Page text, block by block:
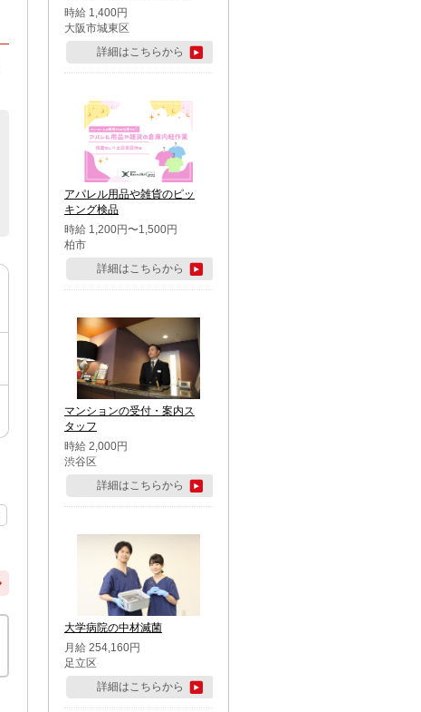
時給 1,400円
大阪市城東区
詳細はこちらから
アパレル用品や雑貨のピッ
キング検品
時給 1,200円〜1,500円
柏市
詳細はこちらから
マンションの受付・案内ス
タッフ
時給 2,000円
渋谷区
詳細はこちらから
大学病院の中材滅菌
月給 254,160円
足立区
詳細はこちらから